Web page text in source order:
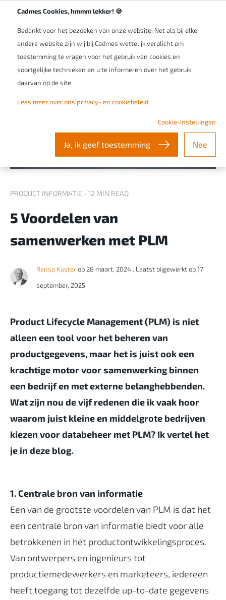
Cadmes Cookies, hmmm lekker! 🍪
Bedankt voor het bezoeken van onze website. Net als bij elke
andere website zijn wij bij Cadmes wettelijk verplicht om
toestemming te vragen voor het gebruik van cookies en
soortgelijke technieken en u te informeren over het gebruik
daarvan op de site.
Lees meer over ons privacy- en cookiebeleid.
Cookie-instellingen
Ja, ik geef toestemming Nee
Werken bij Cadmes
PRODUCT INFORMATIE - 12 MIN READ
5 Voordelen van
samenwerken met PLM
Renso Kusterop 28 maart, 2024 . Laatst bijgewerkt op 17
september, 2025
Product Lifecycle Management (PLM) is niet
alleen een tool voor het beheren van
productgegevens, maar het is juistook een
krachtige motorvoor samenwerking binnen
een bedrijf en met externe belanghebbenden.
Wat zijn nou de vijf redenen die ik vaak hoor
waarom juist kleine en middelgrote bedrijven
kiezen voor databeheer met PLM? Ik vertel het
je in deze blog.
1. Centrale bron van informatie
Een van de grootste voordelen van PLM is dat het
een centrale bron van informatie biedt voor alle
betrokkenen in het productontwikkelingsproces.
Van ontwerpers en ingenieurs tot
productiemedewerkers en marketeers, iedereen
heeft toegang tot dezelfde up-to-date gegevens